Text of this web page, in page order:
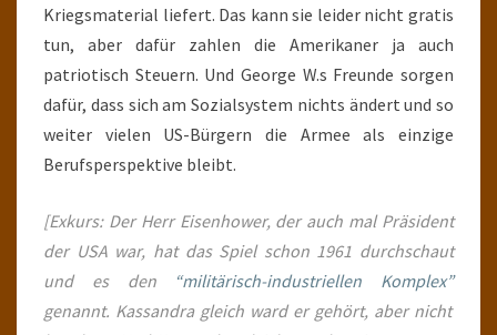
Kriegsmaterial liefert. Das kann sie leider nicht gratis
tun, aber dafür zahlen die Amerikaner ja auch
patriotisch Steuern. Und George W.s Freunde sorgen
dafür, dass sich am Sozialsystem nichts ändert und so
weiter vielen US-Bürgern die Armee als einzige
Berufsperspektive bleibt.
[Exkurs: Der Herr Eisenhower, der auch mal Präsident
der USA war, hat das Spiel schon 1961 durchschaut
und es den
“militärisch-industriellen Komplex”
genannt. Kassandra gleich ward er gehört, aber nicht